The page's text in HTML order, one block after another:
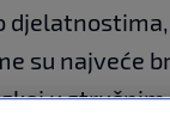
djelatnostima,
su najveće
u